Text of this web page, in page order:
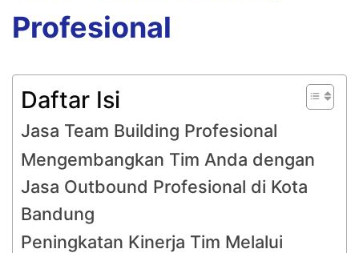
Profesional
Daftar Isi
Jasa Team Building Profesional
Mengembangkan Tim Anda dengan
Jasa Outbound Profesional di Kota
Bandung
Peningkatan Kinerja Tim Melalui